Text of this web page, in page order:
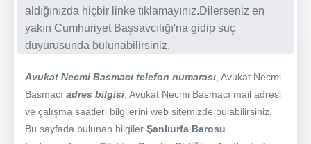
aldığınızda hiçbir linke tıklamayınız.Dilerseniz en
yakın Cumhuriyet Başsavcılığı'na gidip suç
duyurusunda bulunabilirsiniz.
Avukat Necmi Basmacı telefon numarası , Avukat Necmi
Basmacı adres bilgisi , Avukat Necmi Basmacı mail adresi
ve çalışma saatleri bilgilerini web sitemizde bulabilirsiniz.
Bu sayfada bulunan bilgiler Şanlıurfa Barosu